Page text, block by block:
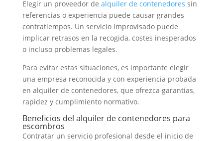
Elegir un proveedor de alquiler de contenedores sin
referencias o experiencia puede causar grandes
contratiempos. Un servicio improvisado puede
implicar retrasos en la recogida, costes inesperados
o incluso problemas legales.
Para evitar estas situaciones, es importante elegir
una empresa reconocida y con experiencia probada
en alquiler de contenedores, que ofrezca garantías,
rapidez y cumplimiento normativo.
Beneficios del alquiler de contenedores para
escombros
Contratar un servicio profesional desde el inicio de